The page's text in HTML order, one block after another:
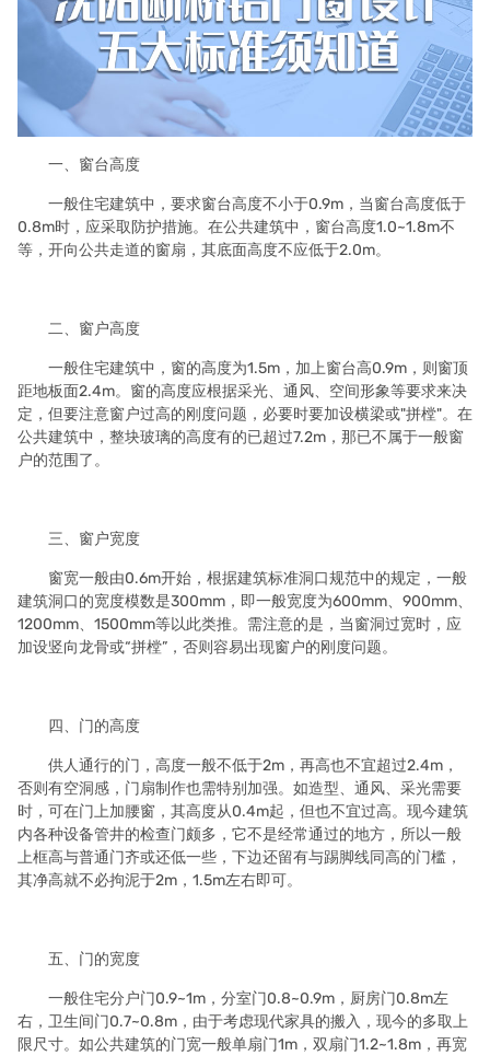
一、窗台高度
一般住宅建筑中，要求窗台高度不小于0.9m，当窗台高度低于
0.8m时，应采取防护措施。在公共建筑中，窗台高度1.0~1.8m不
等，开向公共走道的窗扇，其底面高度不应低于2.0m。
二、窗户高度
一般住宅建筑中，窗的高度为1.5m，加上窗台高0.9m，则窗顶
距地板面2.4m。窗的高度应根据采光、通风、空间形象等要求来决
定，但要注意窗户过高的刚度问题，必要时要加设横梁或"拼樘"。在
公共建筑中，整块玻璃的高度有的已超过7.2m，那已不属于一般窗
户的范围了。
三、窗户宽度
窗宽一般由0.6m开始，根据建筑标准洞口规范中的规定，一般
建筑洞口的宽度模数是300mm，即一般宽度为600mm、900mm、
1200mm、1500mm等以此类推。需注意的是，当窗洞过宽时，应
加设竖向龙骨或“拼樘”，否则容易出现窗户的刚度问题。
四、门的高度
供人通行的门，高度一般不低于2m，再高也不宜超过2.4m，
否则有空洞感，门扇制作也需特别加强。如造型、通风、采光需要
时，可在门上加腰窗，其高度从0.4m起，但也不宜过高。现今建筑
内各种设备管井的检查门颇多，它不是经常通过的地方，所以一般
上框高与普通门齐或还低一些，下边还留有与踢脚线同高的门槛，
其净高就不必拘泥于2m，1.5m左右即可。
五、门的宽度
一般住宅分户门0.9~1m，分室门0.8~0.9m，厨房门0.8m左
右，卫生间门0.7~0.8m，由于考虑现代家具的搬入，现今的多取上
限尺寸。如公共建筑的门宽一般单扇门1m，双扇门1.2~1.8m，再宽